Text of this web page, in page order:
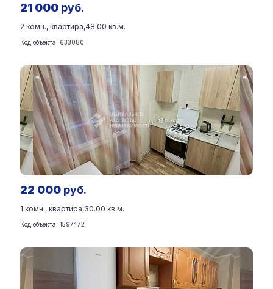
21 000 руб.
2 комн., квартира,48.00 кв.м.
Код объекта: 633080
22 000 руб.
1 комн., квартира,30.00 кв.м.
Код объекта: 1597472